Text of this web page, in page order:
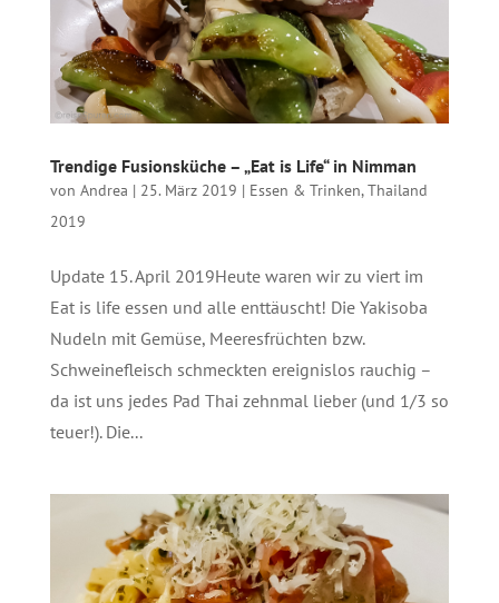
Trendige Fusionsküche – „Eat is Life“ in Nimman
von Andrea | 25. März 2019 | Essen & Trinken,Thailand
2019
Update 15. April 2019Heute waren wir zu viert im
Eat is life essen und alle enttäuscht! Die Yakisoba
Nudeln mit Gemüse, Meeresfrüchten bzw.
Schweinefleisch schmeckten ereignislos rauchig –
da ist uns jedes Pad Thai zehnmal lieber (und 1/3 so
teuer!). Die...